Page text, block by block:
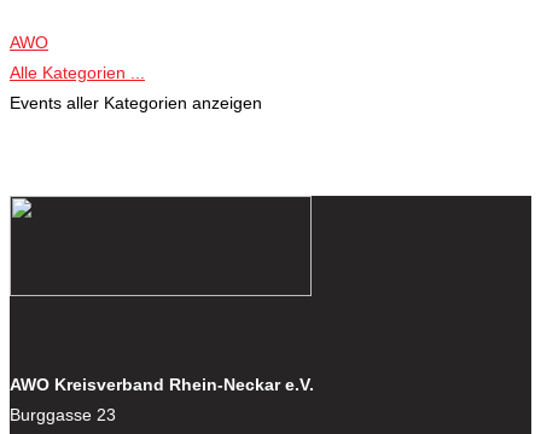
AWO
Alle Kategorien ...
Events aller Kategorien anzeigen
AWO Kreisverband Rhein-Neckar e.V.
Burggasse 23